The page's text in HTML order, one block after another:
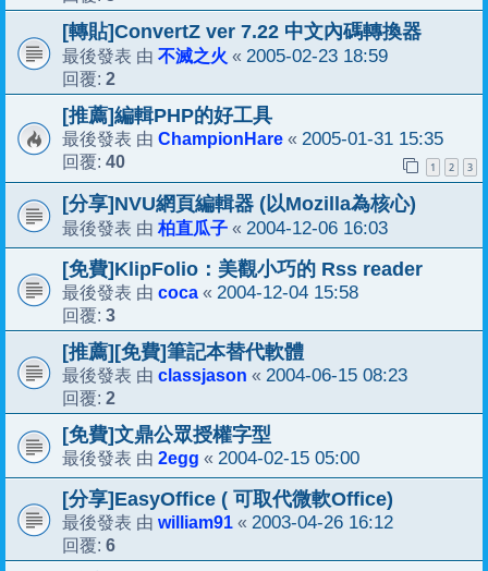
[轉貼]ConvertZ ver 7.22 中文內碼轉換器
最後發表 由 不滅之火 « 2005-02-23 18:59
回覆: 2
[推薦]編輯PHP的好工具
最後發表 由 ChampionHare « 2005-01-31 15:35
回覆: 40 1 2 3
[分享]NVU網頁編輯器 (以Mozilla為核心)
最後發表 由柏直瓜子 « 2004-12-06 16:03
[免費]KlipFolio：美觀小巧的 Rss reader
最後發表 由 coca « 2004-12-04 15:58
回覆: 3
[推薦][免費]筆記本替代軟體
最後發表 由 classjason « 2004-06-15 08:23
回覆: 2
[免費]文鼎公眾授權字型
最後發表 由 2egg « 2004-02-15 05:00
[分享]EasyOffice ( 可取代微軟Office)
最後發表 由 william91 « 2003-04-26 16:12
回覆: 6